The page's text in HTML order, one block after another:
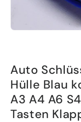
Auto
Hülle Blau
A3 A4 A6
Tasten